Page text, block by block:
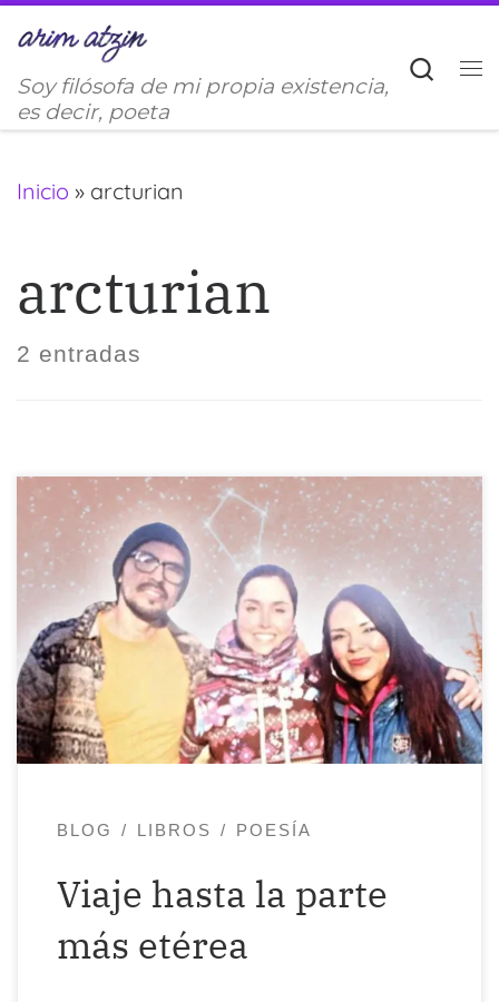
Saltar al contenido
Soy filósofa de mi propia existencia,
es decir, poeta
Inicio » arcturian
arcturian
2 entradas
¡Recordando cómo comenzamos a
recorrer este camino-proyecto llamado
Etérea! Hace casi un año mi compañero
de la editorial Hugo Ortega Vázquez (Las
Palabras de Akbal) y yo nos encontramos
con la poetisa Cynthia Sabina y con
Esteban Vázquez en las montañas de
León, Guanajuato (México), donde
BLOG LIBROS POESÍA
Viaje hasta la parte
más etérea